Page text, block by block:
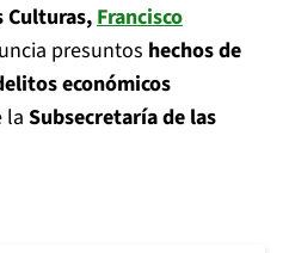
Francisco
presuntos hechos de
económicos
laSubsecretaría de las